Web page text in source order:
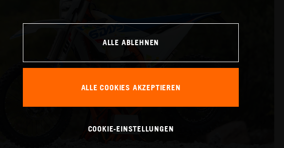
ALLE ABLEHNEN
ALLE COOKIES AKZEPTIEREN
COOKIE-EINSTELLUNGEN